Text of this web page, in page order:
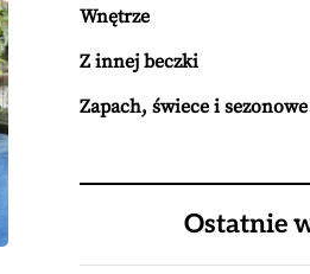
Wnętrze
Z innej beczki
Zapach, świece i
Ostatnie